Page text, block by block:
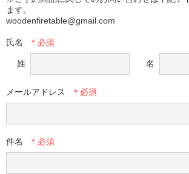
ます。
woodenfiretable@gmail.com
氏名
姓 名
メールアドレス
件名